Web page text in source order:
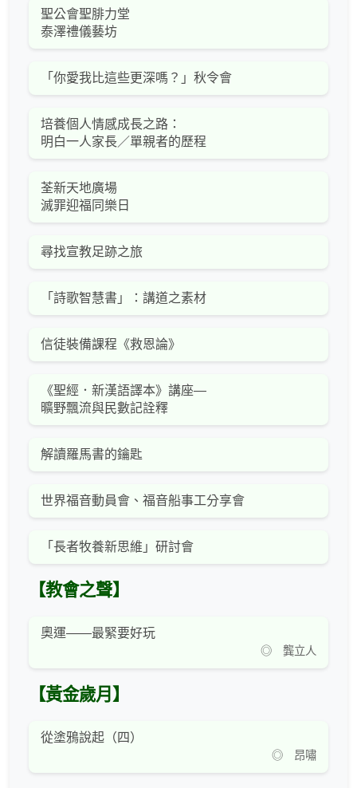
聖公會聖腓力堂
泰澤禮儀藝坊
「你愛我比這些更深嗎？」秋令會
培養個人情感成長之路：
明白一人家長／單親者的歷程
荃新天地廣場
滅罪迎福同樂日
尋找宣教足跡之旅
「詩歌智慧書」：講道之素材
信徒裝備課程《救恩論》
《聖經．新漢語譯本》講座—
曠野飄流與民數記詮釋
解讀羅馬書的鑰匙
世界福音動員會、福音船事工分享會
「長者牧養新思維」研討會
【教會之聲】
奧運——最緊要好玩
◎ 龔立人
【黃金歲月】
從塗鴉說起（四）
◎ 昂嘯